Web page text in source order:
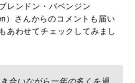
レンドン・バベンジン
）さんからのコメントも届い
あわせてチェックしてみまし